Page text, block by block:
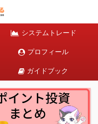
システムトレード
プロフィール
ガイドブック